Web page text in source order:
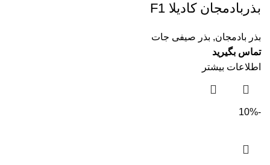
بذربادمجان کادیلا F1
بذر بادمجان, بذر صیفی جات
تماس بگیرید
اطلاعات بیشتر
-10%